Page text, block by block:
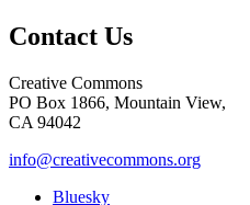
Contact Us
Creative Commons
PO Box 1866, Mountain View,
CA 94042
info@creativecommons.org
Bluesky